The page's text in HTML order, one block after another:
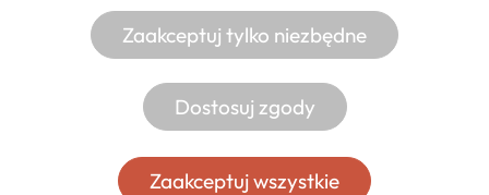
KOMODA NAROŻNA Z LAMELAMI ALTA
Zaakceptuj tylko niezbędne
Dostosuj zgody
Zaakceptuj wszystkie